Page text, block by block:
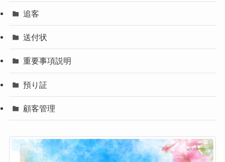
追客
送付状
重要事項説明
預り証
顧客管理